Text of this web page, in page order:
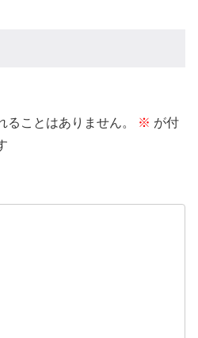
ことはありません。 ※ が付